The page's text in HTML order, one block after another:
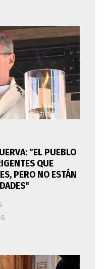
"EL PUEBLO
QUE
PERO NO ESTÁN